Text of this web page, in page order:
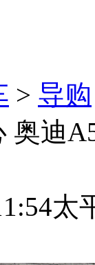
> 导购
迪
太